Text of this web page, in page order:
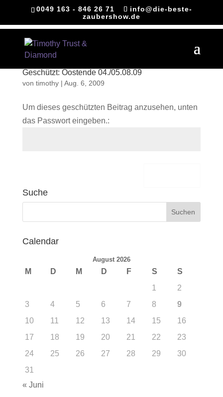
0049 163 - 846 26 71
info@die-beste-
zaubershow.de
Geschützt: Oostende 04./05.08.09
von timothy| Aug. 6, 2009
Um dieses geschützten Beitrag anzusehen, unten
das Passwort eingeben.:
Suche
Calendar
August 2026
M D M D F S
S
1
2
3
4 5 6 7 8
9
10
11 12 13 14 15
16
17
18 19 20 21 22
23
24
25 26 27 28 29
30
31
« Juni